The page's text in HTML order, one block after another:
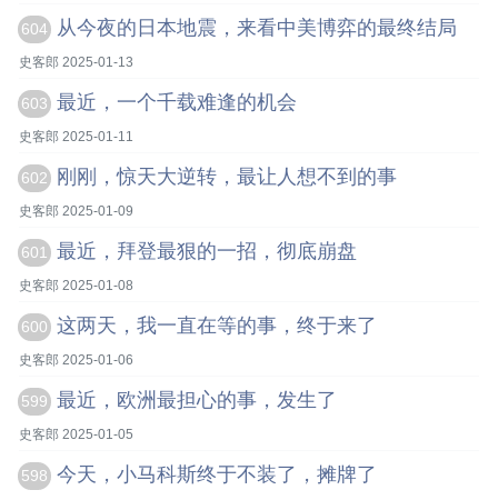
604 从今夜的日本地震，来看中美博弈的最终结局
史客郎 2025-01-13
603 最近，一个千载难逢的机会
史客郎 2025-01-11
602 刚刚，惊天大逆转，最让人想不到的事
史客郎 2025-01-09
601 最近，拜登最狠的一招，彻底崩盘
史客郎 2025-01-08
600 这两天，我一直在等的事，终于来了
史客郎 2025-01-06
599 最近，欧洲最担心的事，发生了
史客郎 2025-01-05
598 今天，小马科斯终于不装了，摊牌了